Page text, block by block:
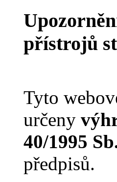
přístrojů
Tyto
určeny
40/1995
předpisů.